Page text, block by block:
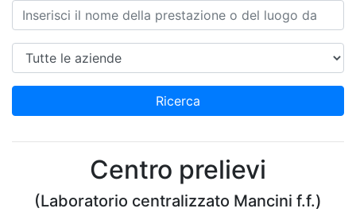
Ricerca
Azienda
Ricerca
Centro prelievi
(Laboratorio centralizzato Mancini f.f.)